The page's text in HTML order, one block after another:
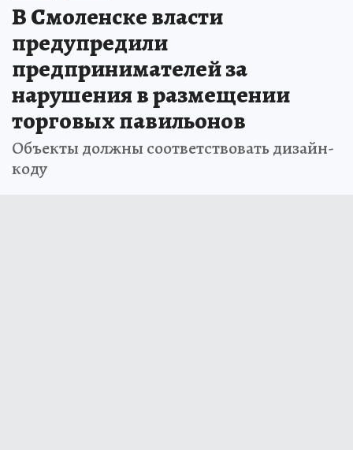
В Смоленске власти
предупредили
предпринимателей за
нарушения в размещении
торговых павильонов
Объекты должны соответствовать дизайн-
коду